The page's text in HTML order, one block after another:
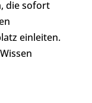
die sofort
einleiten.